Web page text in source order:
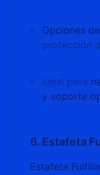
Opciones
protección
Ideal para
y soporte
6. Estafeta
Estafeta